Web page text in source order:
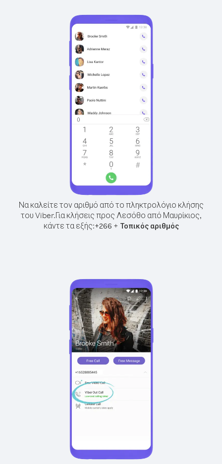
Να καλείτε τον αριθμό από το πληκτρολόγιο κλήσης
του Viber.Για κλήσεις προς Λεσόθο από Μαυρίκιος,
κάντε τα εξής:+266 + Τοπικός αριθμός